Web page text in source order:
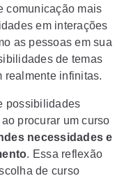
comunicação mais
em interações
as pessoas em sua
de temas
realmente infinitas.
possibilidades
procurar um curso
necessidades e
. Essa reflexão
de curso